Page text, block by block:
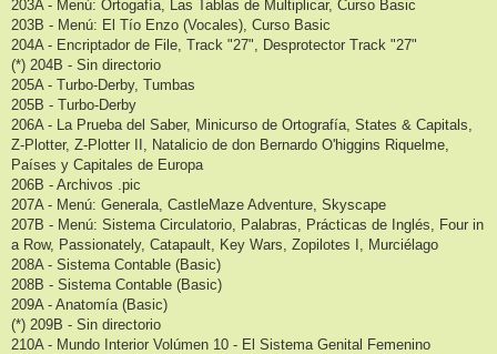
203A - Menú: Ortogafía, Las Tablas de Multiplicar, Curso Basic
203B - Menú: El Tío Enzo (Vocales), Curso Basic
204A - Encriptador de File, Track "27", Desprotector Track "27"
(*) 204B - Sin directorio
205A - Turbo-Derby, Tumbas
205B - Turbo-Derby
206A - La Prueba del Saber, Minicurso de Ortografía, States & Capitals,
Z-Plotter, Z-Plotter II, Natalicio de don Bernardo O'higgins Riquelme,
Países y Capitales de Europa
206B - Archivos .pic
207A - Menú: Generala, CastleMaze Adventure, Skyscape
207B - Menú: Sistema Circulatorio, Palabras, Prácticas de Inglés, Four in
a Row, Passionately, Catapault, Key Wars, Zopilotes I, Murciélago
208A - Sistema Contable (Basic)
208B - Sistema Contable (Basic)
209A - Anatomía (Basic)
(*) 209B - Sin directorio
210A - Mundo Interior Volúmen 10 - El Sistema Genital Femenino